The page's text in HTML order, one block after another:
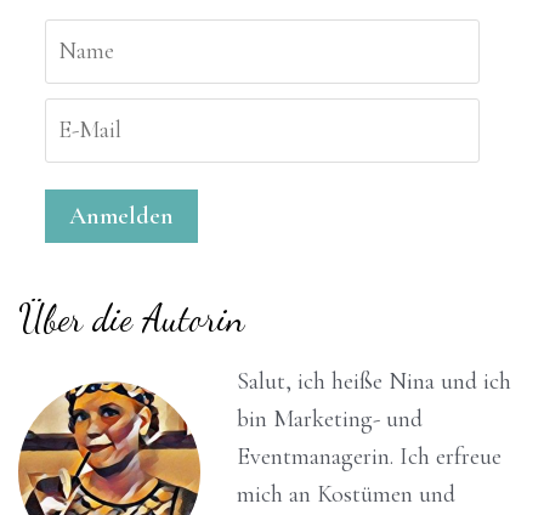
e
t
i
Über die Autorin
Salut, ich heiße Nina und ich
bin Marketing- und
Eventmanagerin. Ich erfreue
mich an Kostümen und